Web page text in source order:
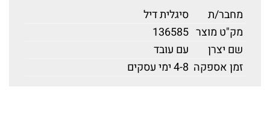
מחבר/ת
סיגלית דיל
מק"ט מוצר 136585
שם יצרן
עם עובד
זמן אספקה 4-8 ימי עסקים